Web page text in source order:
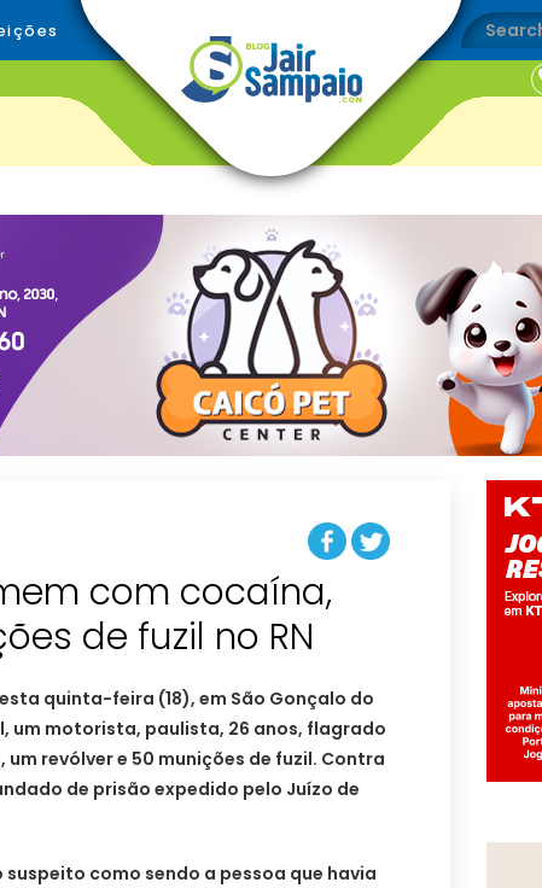
com cocaína,
de fuzil no RN
quinta-feira (18), em São Gonçalo do
um motorista, paulista, 26 anos, flagrado
revólver e 50 munições de fuzil. Contra
de prisão expedido pelo Juízo de
como sendo a pessoa que havia